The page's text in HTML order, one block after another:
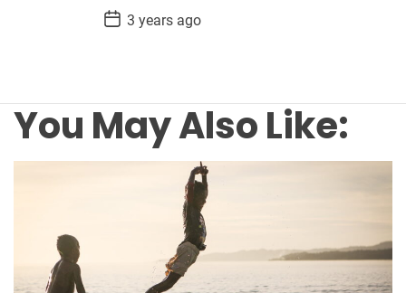
P
o
t
e
3 years ago
You May Also Like: